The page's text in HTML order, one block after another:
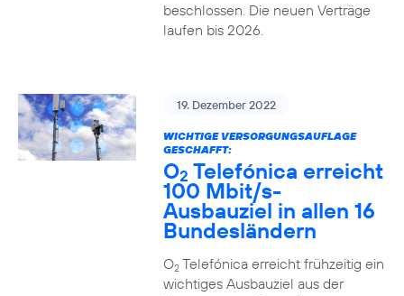
beschlossen. Die neuen Verträge
laufen bis 2026.
19. Dezember 2022
WICHTIGE VERSORGUNGSAUFLAGE
GESCHAFFT:
O2 Telefónica erreicht
100 Mbit/s-
Ausbauziel in allen 16
Bundesländern
O2Telefónica erreicht frühzeitig ein
wichtiges Ausbauziel aus der